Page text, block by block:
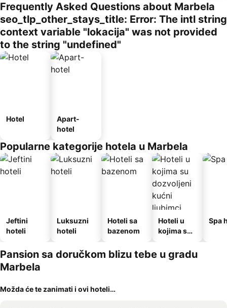
Frequently Asked Questions about Marbela
seo_tlp_other_stays_title: Error: The intl string
context variable "lokacija" was not provided
to the string "undefined"
Hotel
Apart-
hotel
Popularne kategorije hotela u Marbela
Jeftini
hoteli
Luksuzni
hoteli
Hoteli sa
bazenom
Hoteli u
kojima su
kućni
ljubimci
Spa
Pansion sa doručkom blizu tebe u gradu
Marbela
Možda će te zanimati i ovi hoteli…